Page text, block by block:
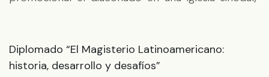
Diplomado “El Magisterio Latinoamericano:
historia, desarrollo y desafíos”